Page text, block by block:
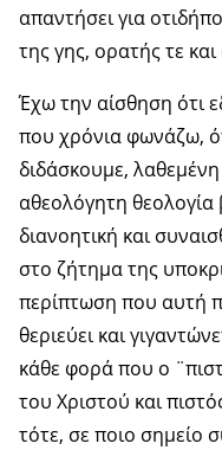
απαντήσει για
της γης, ορατής τε
Έχω την αίσθηση ότι
που χρόνια φωνάζω,
διδάσκουμε,
αθεολόγητη
διανοητική και
στο ζήτημα της
περίπτωση που αυτή
θεριεύει και
κάθε φορά που ο
του Χριστού και
τότε, σε ποιο σημείο